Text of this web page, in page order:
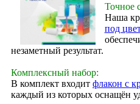
Точное
Наша
под
незаметный результат.
Комплексный набор:
В комплект входит флакон с
каждый из которых оснащён